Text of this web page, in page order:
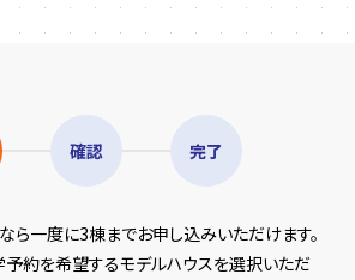
確認 完了
ら一度に3棟までお申し込みいただけます。
予約を希望するモデルハウスを選択いただ